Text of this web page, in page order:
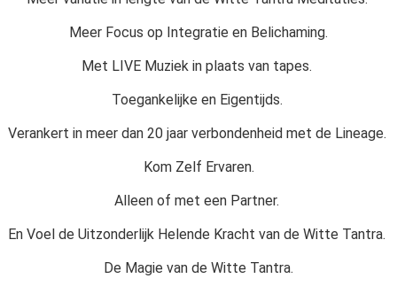
Meer Focus op Integratie en Belichaming.
Met LIVE Muziek in plaats van tapes.
Toegankelijke en Eigentijds.
Verankert in meer dan 20 jaar verbondenheid met de Lineage.
Kom Zelf Ervaren.
Alleen of met een Partner.
En Voel de Uitzonderlijk Helende Kracht van de Witte Tantra.
De Magie van de Witte Tantra.